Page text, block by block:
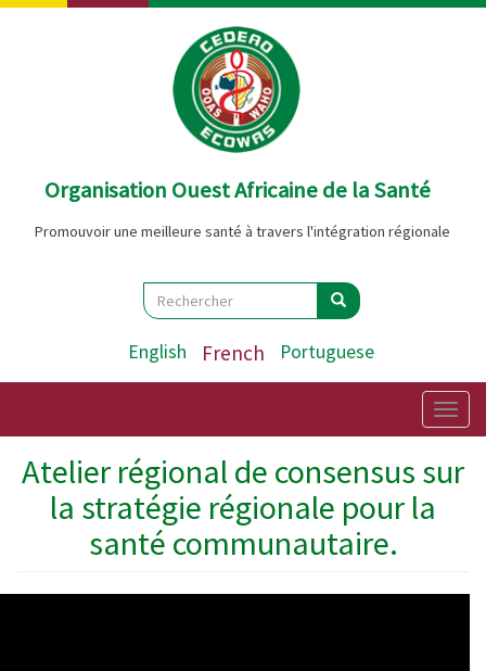
Aller
Organisation Ouest Africaine de la Santé
Promouvoir une meilleure santé à travers l'intégration régionale
Search
Rechercher Rechercher
English French Portuguese
Atelier régional de consensus sur
la stratégie régionale pour la
santé communautaire.